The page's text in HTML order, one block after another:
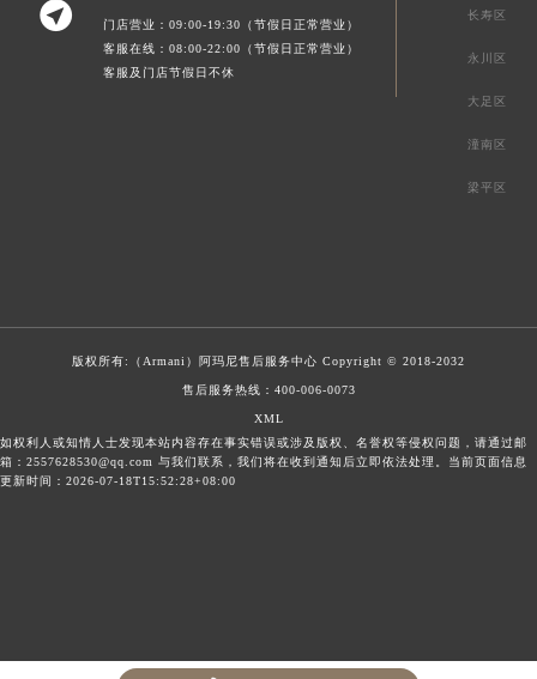

门店营业：09:00-19:30（节假日正常营业）
客服在线：08:00-22:00（节假日正常营业）
客服及门店节假日不休
长寿区
永川区
大足区
潼南区
梁平区
版权所有:（Armani） 阿玛尼售后服务中心 Copyright © 2018-2032
售后服务热线： 400-006-0073
XML
如权利人或知情人士发现本站内容存在事实错误或涉及版权、名誉权等侵权问题，请通过邮
箱：2557628530@qq.com 与我们联系，我们将在收到通知后立即依法处理。当前页面信息
更新时间：2026-07-18T15:52:28+08:00